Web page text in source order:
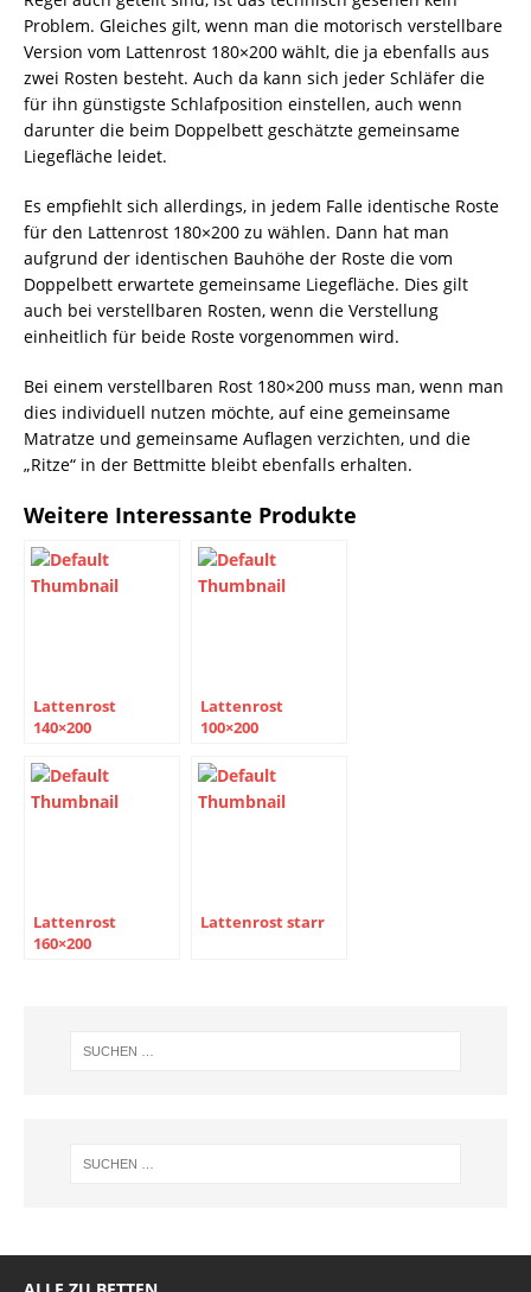
Problem. Gleiches gilt, wenn man die motorisch verstellbare
Version vom Lattenrost 180×200 wählt, die ja ebenfalls aus
zwei Rosten besteht. Auch da kann sich jeder Schläfer die
für ihn günstigste Schlafposition einstellen, auch wenn
darunter die beim Doppelbett geschätzte gemeinsame
Liegefläche leidet.
Es empfiehlt sich allerdings, in jedem Falle identische Roste
für den Lattenrost 180×200 zu wählen. Dann hat man
aufgrund der identischen Bauhöhe der Roste die vom
Doppelbett erwartete gemeinsame Liegefläche. Dies gilt
auch bei verstellbaren Rosten, wenn die Verstellung
einheitlich für beide Roste vorgenommen wird.
Bei einem verstellbaren Rost 180×200 muss man, wenn man
dies individuell nutzen möchte, auf eine gemeinsame
Matratze und gemeinsame Auflagen verzichten, und die
„Ritze“ in der Bettmitte bleibt ebenfalls erhalten.
Weitere Interessante Produkte
Lattenrost
140×200
Lattenrost
100×200
Lattenrost
160×200
Lattenrost starr